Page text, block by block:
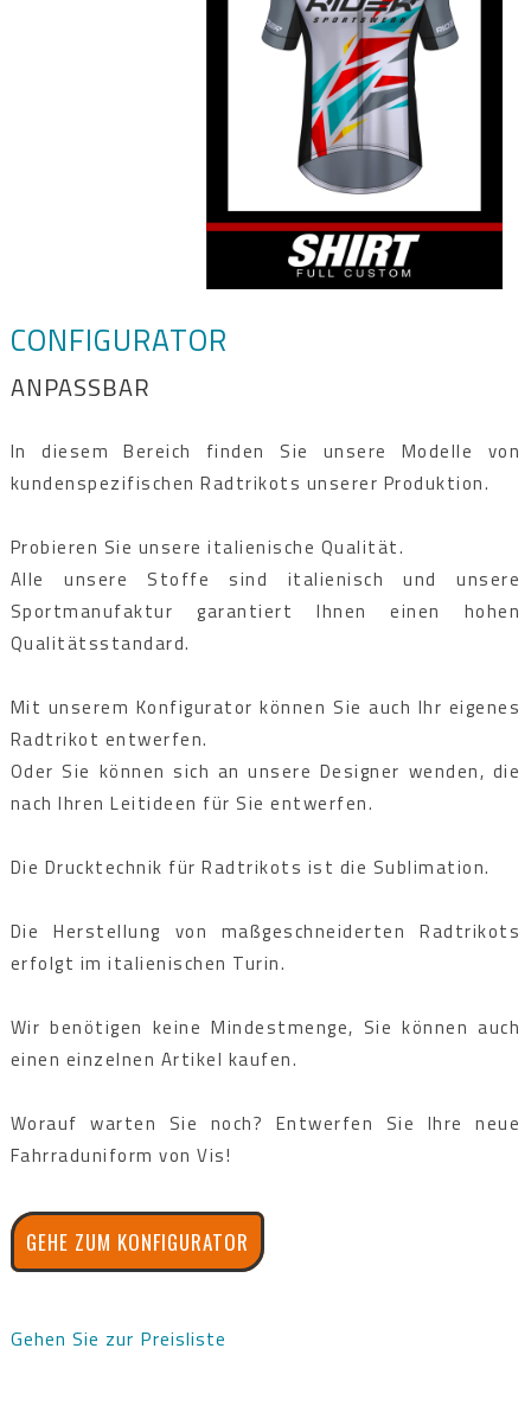
CONFIGURATOR
ANPASSBAR
In diesem Bereich finden Sie unsere Modelle von
kundenspezifischen Radtrikots unserer Produktion.
Probieren Sie unsere italienische Qualität.
Alle unsere Stoffe sind italienisch und unsere
Sportmanufaktur garantiert Ihnen einen hohen
Qualitätsstandard.
Mit unserem Konfigurator können Sie auch Ihr eigenes
Radtrikot entwerfen.
Oder Sie können sich an unsere Designer wenden, die
nach Ihren Leitideen für Sie entwerfen.
Die Drucktechnik für Radtrikots ist die Sublimation.
Die Herstellung von maßgeschneiderten Radtrikots
erfolgt im italienischen Turin.
Wir benötigen keine Mindestmenge, Sie können auch
einen einzelnen Artikel kaufen.
Worauf warten Sie noch? Entwerfen Sie Ihre neue
Fahrraduniform von Vis!
GEHE ZUM KONFIGURATOR
Gehen Sie zur Preisliste